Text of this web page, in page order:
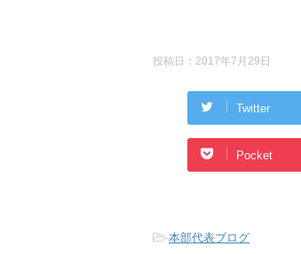
投稿日： 2017年7月29日
Twitter
Pocket
-本部代表ブログ